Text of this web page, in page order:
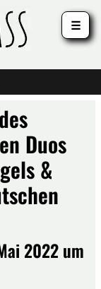
Duos
&
2022 um
☰